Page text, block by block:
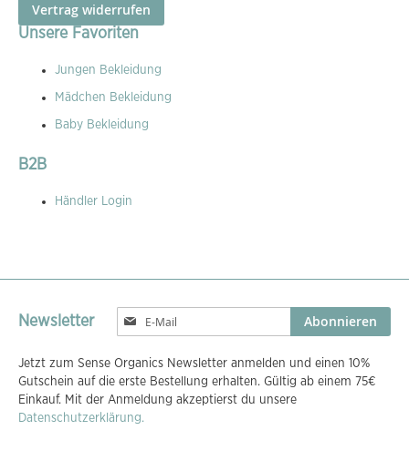
Vertrag widerrufen
Unsere Favoriten
Jungen Bekleidung
Mädchen Bekleidung
Baby Bekleidung
B2B
Händler Login
Newsletter
Melden
Sie
für
unseren
Newsletter
an:
Abonnieren
Jetzt zum Sense Organics Newsletter anmelden und einen 10%
Gutschein auf die erste Bestellung erhalten. Gültig ab einem 75€
Einkauf. Mit der Anmeldung akzeptierst du unsere
Datenschutzerklärung.